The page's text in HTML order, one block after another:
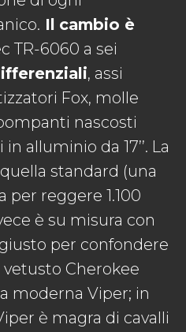
Il cambio è
TR-6060 a sei
, assi
Fox, molle
nascosti
alluminio da 17’’. La
standard (una
per reggere 1.100
è su misura con
per confondere
Cherokee
moderna Viper; in
è magra di cavalli